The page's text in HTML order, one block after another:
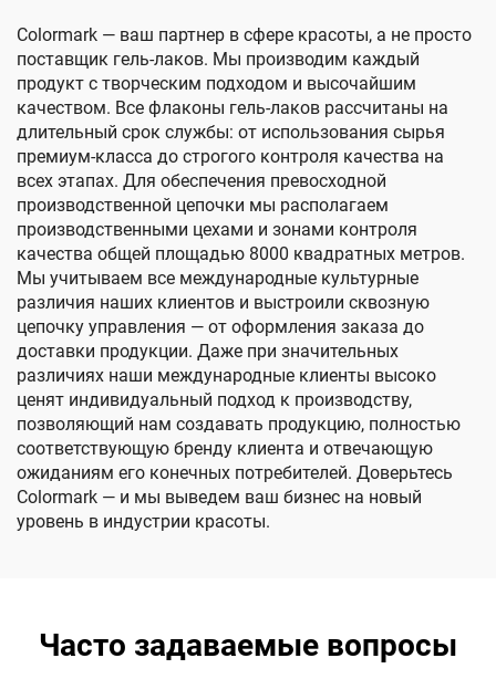
Colormark — ваш партнер в сфере красоты, а не просто
поставщик гель-лаков. Мы производим каждый
продукт с творческим подходом и высочайшим
качеством. Все флаконы гель-лаков рассчитаны на
длительный срок службы: от использования сырья
премиум-класса до строгого контроля качества на
всех этапах. Для обеспечения превосходной
производственной цепочки мы располагаем
производственными цехами и зонами контроля
качества общей площадью 8000 квадратных метров.
Мы учитываем все международные культурные
различия наших клиентов и выстроили сквозную
цепочку управления — от оформления заказа до
доставки продукции. Даже при значительных
различиях наши международные клиенты высоко
ценят индивидуальный подход к производству,
позволяющий нам создавать продукцию, полностью
соответствующую бренду клиента и отвечающую
ожиданиям его конечных потребителей. Доверьтесь
Colormark — и мы выведем ваш бизнес на новый
уровень в индустрии красоты.
Часто задаваемые вопросы